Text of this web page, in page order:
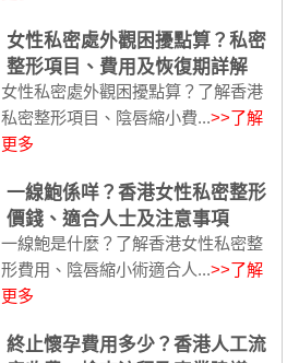
女性私密處外觀困擾點算？私密
整形項目、費用及恢復期詳解
女性私密處外觀困擾點算？了解香港
私密整形項目、陰唇縮小費...>>了解
更多
一線鮑係咩？香港女性私密整形
價錢、適合人士及注意事項
一線鮑是什麼？了解香港女性私密整
形費用、陰唇縮小術適合人...>>了解
更多
終止懷孕費用多少？香港人工流